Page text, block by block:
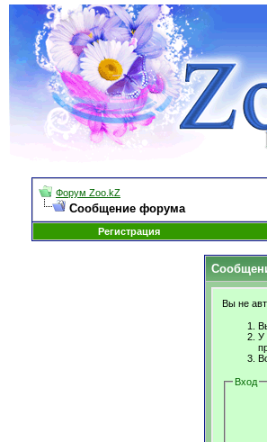
Форум Zoo.kZ
Сообщение форума
Регистрация
Вы не
У
Вход